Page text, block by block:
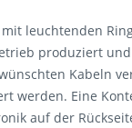
leuchtenden
produziert
Kabeln
werden. Eine
auf der